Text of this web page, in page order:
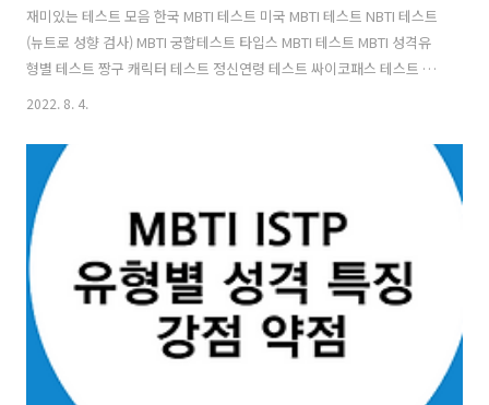
재미있는 테스트 모음 한국 MBTI 테스트 미국 MBTI 테스트 NBTI 테스트
(뉴트로 성향 검사) MBTI 궁합테스트 타입스 MBTI 테스트 MBTI 성격유
형별 테스트 짱구 캐릭터 테스트 정신연령 테스트 싸이코패스 테스트 요
즘사람 테스트 MBTI ISFP 유형별 성격 특징에 대해 알아보도록 하겠습
트, 마릴린먼로 ✅ 대표 표현 : 성인군자, 유유자적 ✅ 성격 특징 : ISFP형
을 선호하는 사람들은 말보다는 행동으로 따뜻함을 나타내며, 마음이 따
뜻하고 동정적입니다. 마치 양털안감을 넣은 오버코트처럼 속마음이 따
뜻한 사람들입니다. 그러나 상대방을 잘 알게 될 때까지 이 따뜻함을 잘
드러내지 않는 경향이 있습니다. MBTI 유형별 성..
2022. 8. 4.